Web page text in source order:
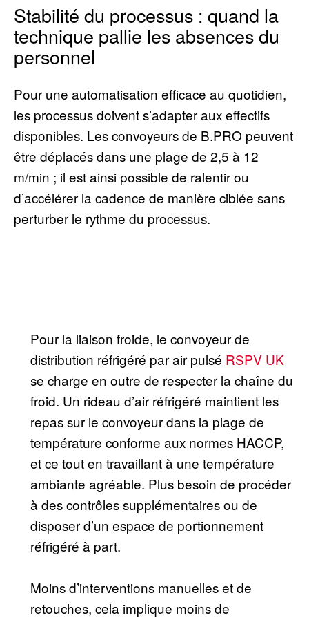
Stabilité du processus : quand la
technique pallie les absences du
personnel
Pour une automatisation efficace au quotidien,
les processus doivent s’adapter aux effectifs
disponibles. Les convoyeurs de B.PRO peuvent
être déplacés dans une plage de 2,5 à 12
m/min ; il est ainsi possible de ralentir ou
d’accélérer la cadence de manière ciblée sans
perturber le rythme du processus.
Pour la liaison froide, le convoyeur de
distribution réfrigéré par air pulsé RSPV UK
se charge en outre de respecter la chaîne du
froid. Un rideau d’air réfrigéré maintient les
repas sur le convoyeur dans la plage de
température conforme aux normes HACCP,
et ce tout en travaillant à une température
ambiante agréable. Plus besoin de procéder
à des contrôles supplémentaires ou de
disposer d’un espace de portionnement
réfrigéré à part.
Moins d’interventions manuelles et de
retouches, cela implique moins de